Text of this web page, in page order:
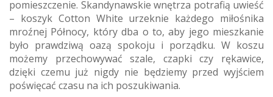
pomieszczenie. Skandynawskie wnętrza potrafią uwieść
– koszyk Cotton White urzeknie każdego miłośnika
mroźnej Północy, który dba o to, aby jego mieszkanie
było prawdziwą oazą spokoju i porządku. W koszu
możemy przechowywać szale, czapki czy rękawice,
dzięki czemu już nigdy nie będziemy przed wyjściem
poświęcać czasu na ich poszukiwania.